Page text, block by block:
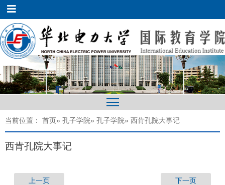
当前位置： 首页» 孔子学院» 孔子学院» 西肯孔院大事记
西肯孔院大事记
上一页 下一页